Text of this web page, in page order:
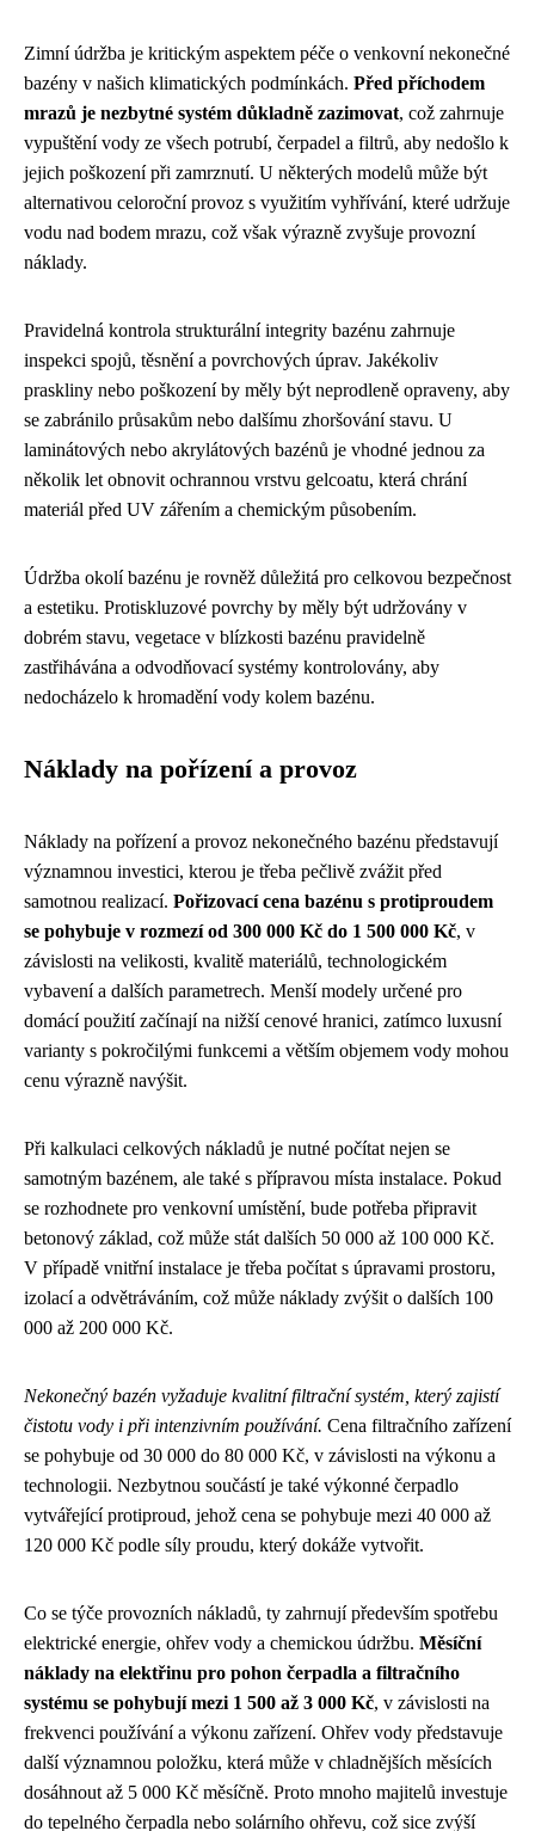
Zimní údržba je kritickým aspektem péče o venkovní nekonečné
bazény v našich klimatických podmínkách. Před příchodem
mrazů je nezbytné systém důkladně zazimovat, což zahrnuje
vypuštění vody ze všech potrubí, čerpadel a filtrů, aby nedošlo k
jejich poškození při zamrznutí. U některých modelů může být
alternativou celoroční provoz s využitím vyhřívání, které udržuje
vodu nad bodem mrazu, což však výrazně zvyšuje provozní
náklady.
Pravidelná kontrola strukturální integrity bazénu zahrnuje
inspekci spojů, těsnění a povrchových úprav. Jakékoliv
praskliny nebo poškození by měly být neprodleně opraveny, aby
se zabránilo průsakům nebo dalšímu zhoršování stavu. U
laminátových nebo akrylátových bazénů je vhodné jednou za
několik let obnovit ochrannou vrstvu gelcoatu, která chrání
materiál před UV zářením a chemickým působením.
Údržba okolí bazénu je rovněž důležitá pro celkovou bezpečnost
a estetiku. Protiskluzové povrchy by měly být udržovány v
dobrém stavu, vegetace v blízkosti bazénu pravidelně
zastřihávána a odvodňovací systémy kontrolovány, aby
nedocházelo k hromadění vody kolem bazénu.
Náklady na pořízení a provoz
Náklady na pořízení a provoz nekonečného bazénu představují
významnou investici, kterou je třeba pečlivě zvážit před
samotnou realizací. Pořizovací cena bazénu s protiproudem
se pohybuje v rozmezí od 300 000 Kč do 1 500 000 Kč, v
závislosti na velikosti, kvalitě materiálů, technologickém
vybavení a dalších parametrech. Menší modely určené pro
domácí použití začínají na nižší cenové hranici, zatímco luxusní
varianty s pokročilými funkcemi a větším objemem vody mohou
cenu výrazně navýšit.
Při kalkulaci celkových nákladů je nutné počítat nejen se
samotným bazénem, ale také s přípravou místa instalace. Pokud
se rozhodnete pro venkovní umístění, bude potřeba připravit
betonový základ, což může stát dalších 50 000 až 100 000 Kč.
V případě vnitřní instalace je třeba počítat s úpravami prostoru,
izolací a odvětráváním, což může náklady zvýšit o dalších 100
000 až 200 000 Kč.
Nekonečný bazén vyžaduje kvalitní filtrační systém, který zajistí
čistotu vody i při intenzivním používání. Cena filtračního zařízení
se pohybuje od 30 000 do 80 000 Kč, v závislosti na výkonu a
technologii. Nezbytnou součástí je také výkonné čerpadlo
vytvářející protiproud, jehož cena se pohybuje mezi 40 000 až
120 000 Kč podle síly proudu, který dokáže vytvořit.
Co se týče provozních nákladů, ty zahrnují především spotřebu
elektrické energie, ohřev vody a chemickou údržbu. Měsíční
náklady na elektřinu pro pohon čerpadla a filtračního
systému se pohybují mezi 1 500 až 3 000 Kč, v závislosti na
frekvenci používání a výkonu zařízení. Ohřev vody představuje
další významnou položku, která může v chladnějších měsících
dosáhnout až 5 000 Kč měsíčně. Proto mnoho majitelů investuje
do tepelného čerpadla nebo solárního ohřevu, což sice zvýší